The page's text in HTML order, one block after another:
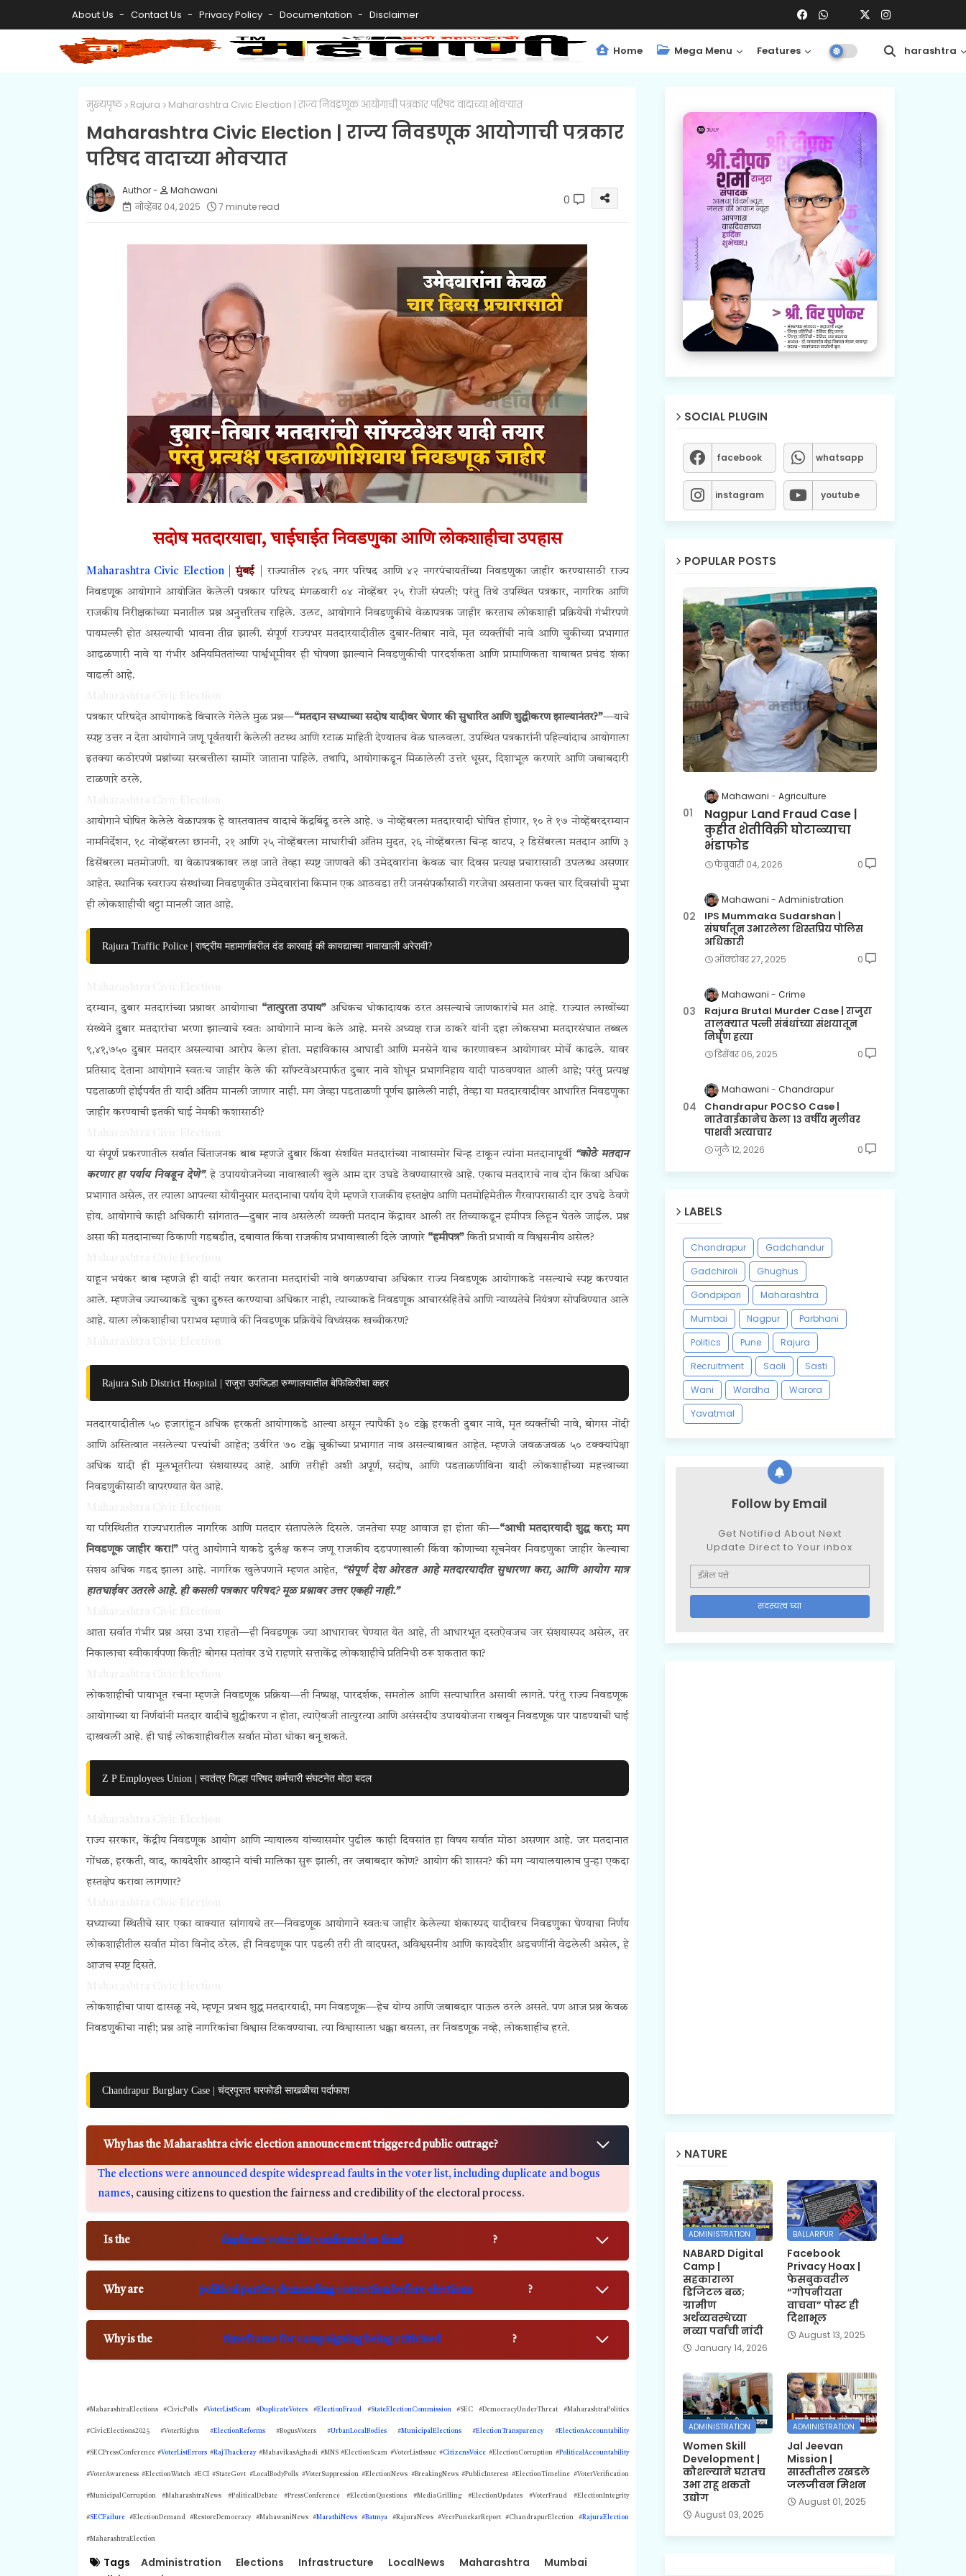
About Us Contact Us Privacy Policy Documentation Disclaimer
Home Mega Menu Features Central Maharashtra
मुख्यपृष्ठ Rajura Maharashtra Civic Election | राज्य निवडणूक आयोगाची पत्रकार परिषद वादाच्या भोवऱ्यात
Maharashtra Civic Election | राज्य निवडणूक आयोगाची पत्रकार
परिषद वादाच्या भोवऱ्यात
Mahawani
नोव्हेंबर ०४, २०२५
7 minute read 0
सदोष मतदारयाद्या, घाईघाईत निवडणुका आणि लोकशाहीचा उपहास
Maharashtra Civic Election|मुंबई|राज्यातील २४६ नगर परिषद आणि ४२ नगरपंचायतींच्या निवडणुका जाहीर करण्यासाठी राज्य
निवडणूक आयोगाने आयोजित केलेली पत्रकार परिषद मंगळवारी ०४ नोव्हेंबर २५ रोजी संपली; परंतु तिथे उपस्थित पत्रकार, नागरिक आणि
राजकीय निरीक्षकांच्या मनातील प्रश्न अनुत्तरितच राहिले. उलट, आयोगाने निवडणुकीचे वेळापत्रक जाहीर करताच लोकशाही प्रक्रियेची गंभीरपणे
पायमल्ली होत असल्याची भावना तीव्र झाली. संपूर्ण राज्यभर मतदारयादीतील दुबार-तिबार नावे, मृत व्यक्तींची नावे आणि चुकीच्या प्रभागात
आढळणारी नावे या गंभीर अनियमिततांच्या पार्श्वभूमीवर ही घोषणा झाल्याने निवडणुकीची पारदर्शकता आणि प्रामाणिकता याबाबत प्रचंड शंका
वाढली आहे.
पत्रकार परिषदेत आयोगाकडे विचारले गेलेले मुळ प्रश्न—“मतदान सध्याच्या सदोष यादीवर घेणार की सुधारित आणि शुद्धीकरण झाल्यानंतर?”—याचे
स्पष्ट उत्तर न देता आयोगाने जणू पूर्वतयारी केलेली तटस्थ आणि रटाळ माहिती देण्यातच वेळ घालवला. उपस्थित पत्रकारांनी पहिल्यांदाच आयोगाला
इतक्या कठोरपणे प्रश्नांच्या सरबत्तीला सामोरे जाताना पाहिले. तथापि, आयोगाकडून मिळालेली उत्तरे धूसर, दिशाभूल करणारे आणि जबाबदारी
टाळणारे ठरले.
आयोगाने घोषित केलेले वेळापत्रक हे वास्तवातच वादाचे केंद्रबिंदू ठरले आहे. ७ नोव्हेंबरला मतदारयादी घोषित होणार, १० ते १७ नोव्हेंबरदरम्यान
नामनिर्देशन, १८ नोव्हेंबरला छाननी, २१ आणि २५ नोव्हेंबरला माघारीची अंतिम मुदत, २६ नोव्हेंबरला चिन्ह वाटप, २ डिसेंबरला मतदान आणि ३
डिसेंबरला मतमोजणी. या वेळापत्रकावर लक्ष जाते तेव्हा स्पष्ट जाणवते की उमेदवारांना केवळ चार दिवस प्रत्यक्ष प्रचारासाठी उपलब्ध असणार
आहेत. स्थानिक स्वराज्य संस्थांच्या निवडणुकीत उमेदवारांना किमान एक आठवडा तरी जनसंपर्कासाठी गरजेचा असताना फक्त चार दिवसांची मुभा
ही लोकशाहीची थट्टा मानली जात आहे.
Rajura Traffic Police | राष्ट्रीय महामार्गावरील दंड कारवाई की कायद्याच्या नावाखाली अरेरावी?
दरम्यान, दुबार मतदारांच्या प्रश्नावर आयोगाचा “तात्पुरता उपाय” अधिकच धोकादायक ठरत असल्याचे जाणकारांचे मत आहे. राज्यात लाखोंच्या
संख्येने दुबार मतदारांचा भरणा झाल्याचे स्वतः आयोगाने मान्य केले आहे. मनसे अध्यक्ष राज ठाकरे यांनी दहा लोकसभा मतदारसंघात तब्बल
९,४१,७५० दुबार मतदार असल्याचा आरोप केला होता. महाविकास आघाडी आणि मनसेने याच कारणावरून आयोगावर मोर्चे काढले. यावर
प्रतिसाद देताना आयोगाने स्वतःच जाहीर केले की सॉफ्टवेअरमार्फत दुबार नावे शोधून प्रभागनिहाय यादी पाठवण्यात आली आहे; परंतु प्रत्यक्ष
पडताळणी होईपर्यंत ती यादी अंतिम मानली जाणार नाही. मग जेव्हा पडताळणी पूर्णच झालेली नाही, तेव्हा या मतदारयादीवर आधारित निवडणुका
जाहीर करण्याची इतकी घाई नेमकी कशासाठी?
या संपूर्ण प्रकरणातील सर्वात चिंताजनक बाब म्हणजे दुबार किंवा संशयित मतदारांच्या नावासमोर चिन्ह टाकून त्यांना मतदानापूर्वी “कोठे मतदान
करणार हा पर्याय निवडून देणे”. हे उपाययोजनेच्या नावाखाली खुले आम दार उघडे ठेवण्यासारखे आहे. एकाच मतदाराचे नाव दोन किंवा अधिक
प्रभागात असेल, तर त्याला आपल्या सोयीनुसार मतदानाचा पर्याय देणे म्हणजे राजकीय हस्तक्षेप आणि मतमोहिमेतील गैरवापरासाठी दार उघडे ठेवणे
होय. आयोगाचे काही अधिकारी सांगतात—दुबार नाव असलेली व्यक्ती मतदान केंद्रावर आली तर तिच्याकडून हमीपत्र लिहून घेतले जाईल. प्रश्न
असा की मतदानाच्या ठिकाणी गडबडीत, दबावात किंवा राजकीय प्रभावाखाली दिले जाणारे “हमीपत्र”किती प्रभावी व विश्वसनीय असेल?
याहून भयंकर बाब म्हणजे ही यादी तयार करताना मतदारांची नावे वगळण्याचा अधिकार राज्य निवडणूक आयोगाकडे नसल्याचे स्पष्ट करण्यात
आले. म्हणजेच ज्याच्याकडे चुका दुरुस्त करण्याचा अधिकार नाही, त्याच्याकडे निवडणूक आचारसंहितेचे आणि न्याय्यतेचे नियंत्रण सोपविण्यात आले
आहे. याला लोकशाहीचा पराभव म्हणावे की निवडणूक प्रक्रियेचे विध्वंसक खच्चीकरण?
Rajura Sub District Hospital | राजुरा उपजिल्हा रुग्णालयातील बेफिकिरीचा कहर
मतदारयादीतील ५० हजारांहून अधिक हरकती आयोगाकडे आल्या असून त्यापैकी ३० टक्के हरकती दुबार नावे, मृत व्यक्तींची नावे, बोगस नोंदी
आणि अस्तित्वात नसलेल्या पत्त्यांची आहेत; उर्वरित ७० टक्के चुकीच्या प्रभागात नाव असल्याबाबत आहेत. म्हणजे जवळजवळ ५० टक्क्यांपेक्षा
अधिक यादी ही मूलभूतरीत्या संशयास्पद आहे. आणि तरीही अशी अपूर्ण, सदोष, आणि पडताळणीविना यादी लोकशाहीच्या महत्त्वाच्या
निवडणुकीसाठी वापरण्यात येत आहे.
या परिस्थितीत राज्यभरातील नागरिक आणि मतदार संतापलेले दिसले. जनतेचा स्पष्ट आवाज हा होता की—“आधी मतदारयादी शुद्ध करा; मग
निवडणूक जाहीर करा!” परंतु आयोगाने याकडे दुर्लक्ष करून जणू राजकीय दडपणाखाली किंवा कोणाच्या सूचनेवर निवडणुका जाहीर केल्याचा
संशय अधिक गडद झाला आहे. नागरिक खुलेपणाने म्हणत आहेत, “संपूर्ण देश ओरडत आहे मतदारयादीत सुधारणा करा, आणि आयोग मात्र
हातघाईवर उतरले आहे. ही कसली पत्रकार परिषद? मूळ प्रश्नावर उत्तर एकही नाही.”
आता सर्वात गंभीर प्रश्न असा उभा राहतो—ही निवडणूक ज्या आधारावर घेण्यात येत आहे, ती आधारभूत दस्तऐवजच जर संशयास्पद असेल, तर
निकालाचा स्वीकार्यपणा किती? बोगस मतांवर उभे राहणारे सत्ताकेंद्र लोकशाहीचे प्रतिनिधी ठरू शकतात का?
लोकशाहीची पायाभूत रचना म्हणजे निवडणूक प्रक्रिया—ती निष्पक्ष, पारदर्शक, समतोल आणि सत्याधारित असावी लागते. परंतु राज्य निवडणूक
आयोगाच्या या निर्णयांनी मतदार यादीचे शुद्धीकरण न होता, त्याऐवजी तात्पुरत्या आणि असंसदीय उपाययोजना राबवून निवडणूक पार पाडण्याची घाई
दाखवली आहे. ही घाई लोकशाहीवरील सर्वात मोठा धोका बनू शकते.
Z P Employees Union | स्वतंत्र जिल्हा परिषद कर्मचारी संघटनेत मोठा बदल
राज्य सरकार, केंद्रीय निवडणूक आयोग आणि न्यायालय यांच्यासमोर पुढील काही दिवसांत हा विषय सर्वात मोठा असणार आहे. जर मतदानात
गोंधळ, हरकती, वाद, कायदेशीर आव्हाने यांची मालिका सुरू झाली, तर जबाबदार कोण? आयोग की शासन? की मग न्यायालयालाच पुन्हा एकदा
हस्तक्षेप करावा लागणार?
सध्याच्या स्थितीचे सार एका वाक्यात सांगायचे तर—निवडणूक आयोगाने स्वतःच जाहीर केलेल्या शंकास्पद यादीवरच निवडणुका घेण्याचा निर्णय
लोकशाहीतील सर्वात मोठा विनोद ठरेल. ही निवडणूक पार पडली तरी ती वादग्रस्त, अविश्वसनीय आणि कायदेशीर अडचणींनी वेढलेली असेल, हे
आजच स्पष्ट दिसते.
लोकशाहीचा पाया ढासळू नये, म्हणून प्रथम शुद्ध मतदारयादी, मग निवडणूक—हेच योग्य आणि जबाबदार पाऊल ठरले असते. पण आज प्रश्न केवळ
निवडणुकीचा नाही; प्रश्न आहे नागरिकांचा विश्वास टिकवण्याचा. त्या विश्वासाला धक्का बसला, तर निवडणूक नव्हे, लोकशाहीच हरते.
Chandrapur Burglary Case | चंद्रपूरात घरफोडी साखळीचा पर्दाफाश
Why has the Maharashtra civic election announcement triggered public outrage?
The elections were announced despite widespread faults in the voter list, including duplicate and bogus
names, causing citizens to question the fairness and credibility of the electoral process.
Is the duplicate voter list confirmed as final ?
Why are political parties demanding correction before elections ?
Why is the timeframe for campaigning being criticised ?
#MaharashtraElections #CivicPolls #VoterListScam#DuplicateVoters #ElectionFraud #StateElectionCommission#SEC #DemocracyUnderThreat #MaharashtraPolitics
#CivicElections2025 #VoterRights #ElectionReforms#BogusVoters #UrbanLocalBodies #MunicipalElections #ElectionTransparency#ElectionAccountability
#SECPressConference #VoterListErrors #RajThackeray#MahavikasAghadi #MNS #ElectionScam #VoterListIssue #CitizensVoice#ElectionCorruption #PoliticalAccountability
#VoterAwareness #ElectionWatch #ECI #StateGovt #LocalBodyPolls #VoterSuppression #ElectionNews #BreakingNews #PublicInterest #ElectionTimeline #VoterVerification
#MunicipalCorruption #MaharashtraNews #PoliticalDebate #PressConference #ElectionQuestions #MediaGrilling #ElectionUpdates #VoterFraud #ElectionIntegrity
#SECFailure#ElectionDemand #RestoreDemocracy #MahawaniNews #MarathiNews#Batmya #RajuraNews #VeerPunekarReport #ChandrapurElection #RajuraElection
#MaharashtraElection
Tags Administration Elections Infrastructure LocalNews Maharashtra
Mumbai
SOCIAL PLUGIN
facebook whatsapp
instagram youtube
POPULAR POSTS
Mahawani Agriculture
Nagpur Land Fraud Case |
कुहीत शेतीविक्री घोटाळ्याचा
भंडाफोड
फेब्रुवारी ०४, २०२६ 0
Mahawani Administration
IPS Mummaka Sudarshan |
संघर्षातून उभारलेला शिस्तप्रिय पोलिस
अधिकारी
ऑक्टोबर २७, २०२५ 0
Mahawani Crime
Rajura Brutal Murder Case | राजुरा
तालुक्यात पत्नी संबंधांच्या संशयातून
निर्घृण हत्या
डिसेंबर ०६, २०२५ 0
Mahawani Chandrapur
Chandrapur POCSO Case |
नातेवाईकानेच केला १३ वर्षीय मुलीवर
पाशवी अत्याचार
जुलै १२, २०२६ 0
LABELS
Chandrapur
Gadchandur
Gadchiroli
Ghughus
Gondpipari
Maharashtra
Mumbai
Nagpur
Parbhani
Politics
Pune
Rajura
Recruitment
Saoli
Sasti
Wani
Wardha
Warora
Yavatmal
Follow by Email
Get Notified About Next
Update Direct to Your inbox
NATURE
ADMINISTRATION
NABARD Digital
Camp |
सहकाराला
डिजिटल बळ;
ग्रामीण
अर्थव्यवस्थेच्या
नव्या पर्वाची नांदी
January 14, 2026
BALLARPUR
Facebook
Privacy Hoax |
फेसबुकवरील
“गोपनीयता
वाचवा” पोस्ट ही
दिशाभूल
August 13, 2025
ADMINISTRATION
Women Skill
Development |
कौशल्याने घरातच
उभा राहू शकतो
उद्योग
August 03, 2025
ADMINISTRATION
Jal Jeevan
Mission |
सास्तीतील रखडले
जलजीवन मिशन
August 01, 2025